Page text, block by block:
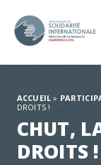
ACCUEIL »
DROITS !
CHUT,
DROITS !